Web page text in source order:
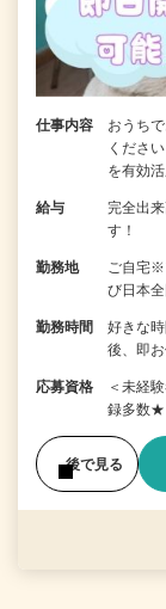
仕事内容
おうち
くださ
を有効
給与
完全出
す！
勤務地
ご自宅※
び日本
勤務時間
好きな
後、即
応募資格
＜未経
録多数★
後で見る